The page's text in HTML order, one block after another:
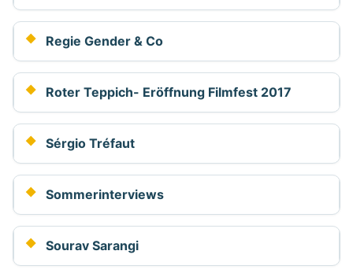
Regie Gender & Co
Roter Teppich- Eröffnung Filmfest 2017
Sérgio Tréfaut
Sommerinterviews
Sourav Sarangi